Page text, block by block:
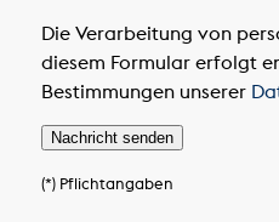
Die Verarbeitung von
diesem Formular erfolgt
Bestimmungen unserer
Nachricht senden
(*) Pflichtangaben